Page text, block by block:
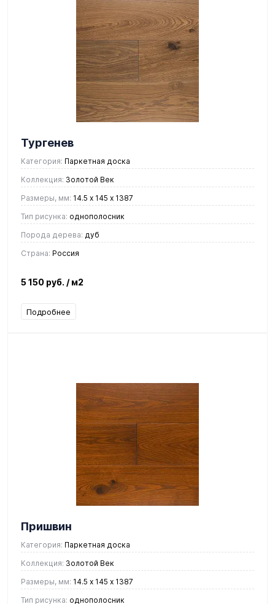
Тургенев
Категория: Паркетная доска
Коллекция: Золотой Век
Размеры, мм: 14.5 х 145 х 1387
Тип рисунка: однополосник
Порода дерева: дуб
Страна: Россия
5 150 руб. / м2
Подробнее
Пришвин
Категория: Паркетная доска
Коллекция: Золотой Век
Размеры, мм: 14.5 х 145 х 1387
Тип рисунка: однополосник